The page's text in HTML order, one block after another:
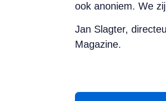
ook anoniem. We
Jan Slagter,
Magazine.